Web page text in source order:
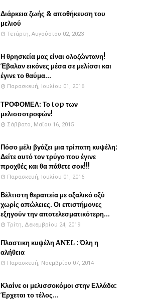
Διάρκεια ζωής & αποθήκευση του
μελιού
Τετάρτη, Αυγούστου 02, 2023
Η θρησκεία μας είναι ολοζώντανη!
Έβαλαν εικόνες μέσα σε μελίσσι και
έγινε το θαύμα...
Παρασκευή, Ιουλίου 01, 2016
ΤΡΟΦΟΜΕΛ: Το top των
μελισσοτροφών!
Σάββατο, Μαΐου 16, 2015
Πόσο μέλι βγάζει μια τρίπατη κυψέλη:
Δείτε αυτό τον τρύγο που έγινε
προχθές και θα πάθετε σοκ!!!
Παρασκευή, Ιουλίου 01, 2016
Βέλτιστη θεραπεία με οξαλικό οξύ
χωρίς απώλειες. Οι επιστήμονες
εξηγούν την αποτελεσματικότερη...
Τρίτη, Δεκεμβρίου 24, 2019
Πλαστικη κυψέλη ANEL : Όλη η
αλήθεια
Παρασκευή, Νοεμβρίου 07, 2014
Κλαίνε οι μελισσοκόμοι στην Ελλάδα:
Έρχεται το τέλος...